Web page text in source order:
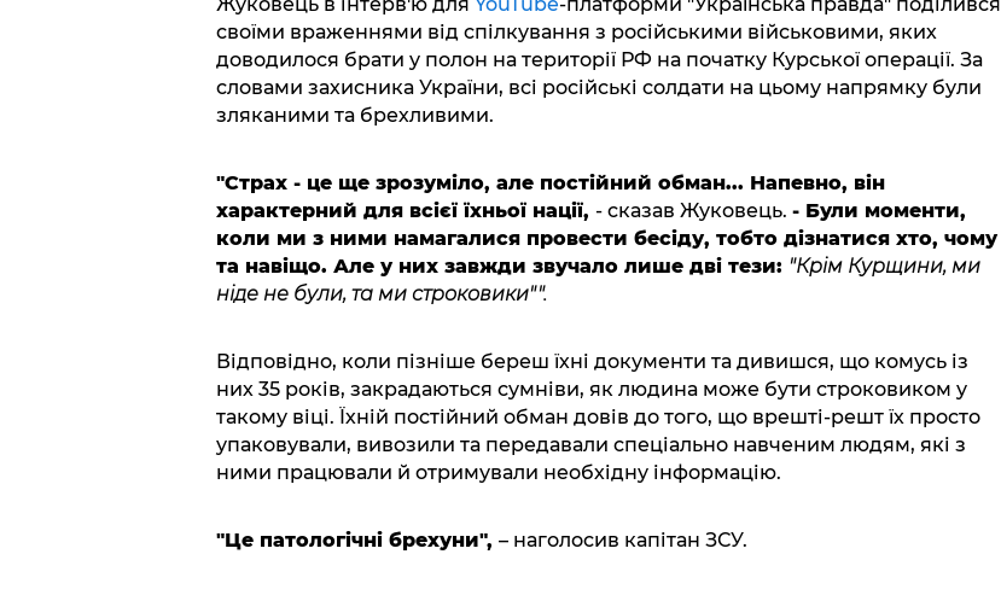
своїми враженнями від спілкування з російськими військовими, яких
доводилося брати у полон на території РФ на початку Курської операції. За
словами захисника України, всі російські солдати на цьому напрямку були
зляканими та брехливими.
"Страх - це ще зрозуміло, але постійний обман... Напевно, він
характерний для всієї їхньої нації, - сказав Жуковець. - Були моменти,
коли ми з ними намагалися провести бесіду, тобто дізнатися хто, чому
та навіщо. Але у них завжди звучало лише дві тези: "Крім Курщини, ми
ніде не були, та ми строковики"".
Відповідно, коли пізніше береш їхні документи та дивишся, що комусь із
них 35 років, закрадаються сумніви, як людина може бути строковиком у
такому віці. Їхній постійний обман довів до того, що врешті-решт їх просто
упаковували, вивозили та передавали спеціально навченим людям, які з
ними працювали й отримували необхідну інформацію.
"Це патологічні брехуни", – наголосив капітан ЗСУ.